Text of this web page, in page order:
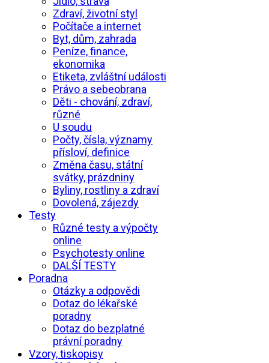
Zdraví, životní styl
Počítače a internet
Byt, dům, zahrada
Peníze, finance,
ekonomika
Etiketa, zvláštní události
Právo a sebeobrana
Děti - chování, zdraví,
různé
U soudu
Počty, čísla, významy
přísloví, definice
Změna času, státní
svátky, prázdniny
Byliny, rostliny a zdraví
Dovolená, zájezdy
Testy
Různé testy a výpočty
online
Psychotesty online
DALŠÍ TESTY
Poradna
Otázky a odpovědi
Dotaz do lékařské
poradny
Dotaz do bezplatné
právní poradny
Vzory, tiskopisy